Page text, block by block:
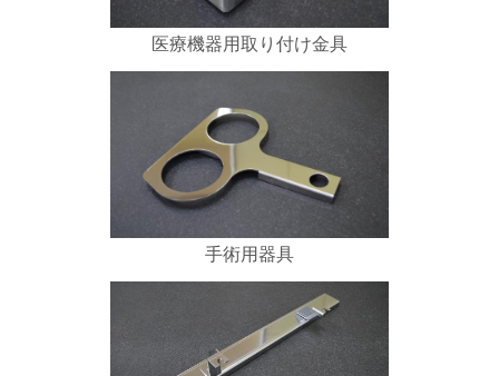
医療機器用取り付け金具
手術用器具